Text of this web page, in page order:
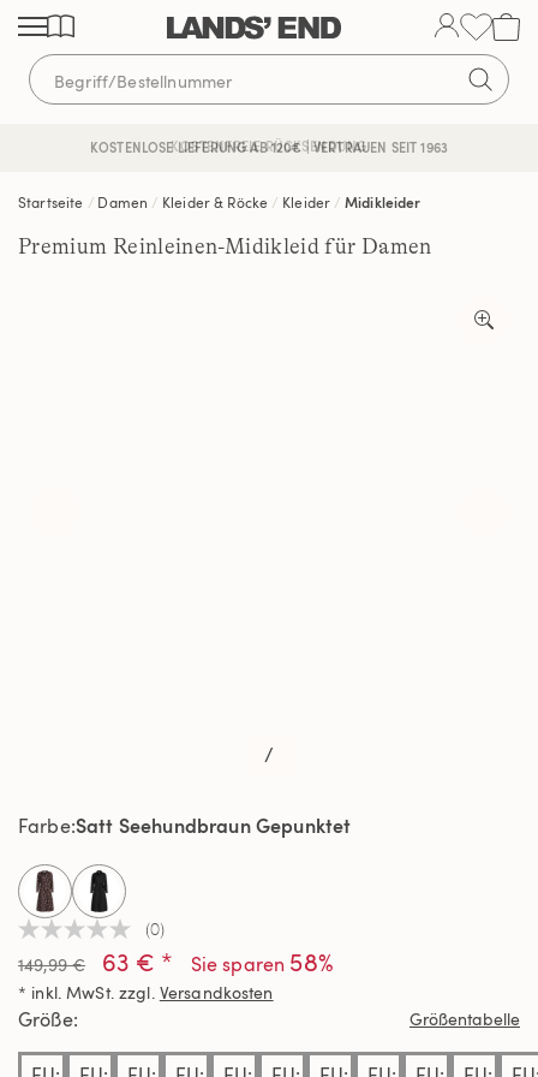
Direkt
zum
Inhalt
Direkt
zur
Navigation
Direkt
zur
Suche
KOSTENLOSE LIEFERUNG AB 120€ | VERTRAUEN SEIT 1963
KOSTENFREIE RÜCKSENDUNG
Startseite Damen Kleider & Röcke Kleider Midikleider
Premium Reinleinen-Midikleid für Damen
/
Kein
Beurteilungswert
Link
auf
derselben
(0)
149,99 € 63 € * Sie sparen 58%
* inkl. MwSt. zzgl. Versandkosten
Farbe Satt Seehundbraun Gepunktet
selected
Größe Größentabelle